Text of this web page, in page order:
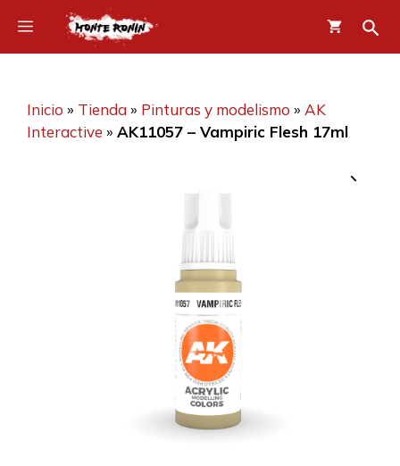
contenido
Menú
Inicio » Tienda» Pinturas y modelismo » AK
Interactive » AK11057 – Vampiric Flesh 17ml